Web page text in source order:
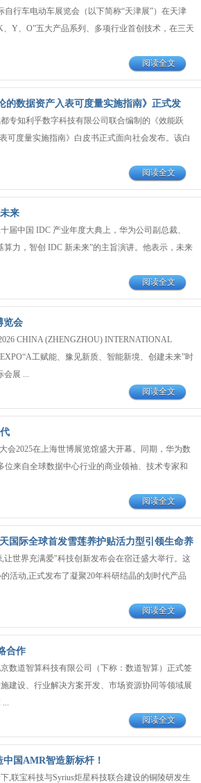
行车电动车展览会（以下简称“天津展”）在天津
Y、O”五大产品系列、多项行业首创技术，在三天
阅读全文
的数据资产入表可度量实施指南》正式发
专知利乎数字科技有限公司联合编制的《效能跃
可度量实施指南》白皮书正式面向社会发布。该白
阅读全文
来
届中国 IDC 产业年度大典上，华为公司副总裁、
算力，智创 IDC 新未来”的主旨演讲。他表示，未来
阅读全文
览会
CHINA (ZHENGZHOU) INTERNATIONAL
工赋能、豫见新质、智能新境、创建未来”时
会展 ...
阅读全文
会2025在上海世博展览馆盛大开幕。同期，华为数
位来自全球数据中心行业的商业领袖、技术专家和
阅读全文
际全球首发雪莲养护贴活力型引领生命养
让世界充满爱"科技创新发布会在宿迁盛大举行。这
活动,正式发布了凝聚20年科研结晶的划时代产品
阅读全文
合作
数道智算科技有限公司（下称：数道智算）正式签
建设、行业解决方案开发、市场资源协同等领域展
...
阅读全文
国AMR智造新标杆！
,联宝科技与Syrius炬星科技联合建设的铜陵研发生